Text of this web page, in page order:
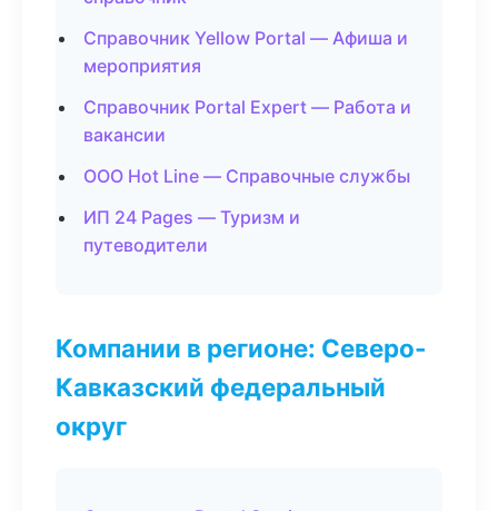
Справочник Yellow Portal — Афиша и
мероприятия
Справочник Portal Expert — Работа и
вакансии
ООО Hot Line — Справочные службы
ИП 24 Pages — Туризм и
путеводители
Компании в регионе: Северо-
Кавказский федеральный
округ